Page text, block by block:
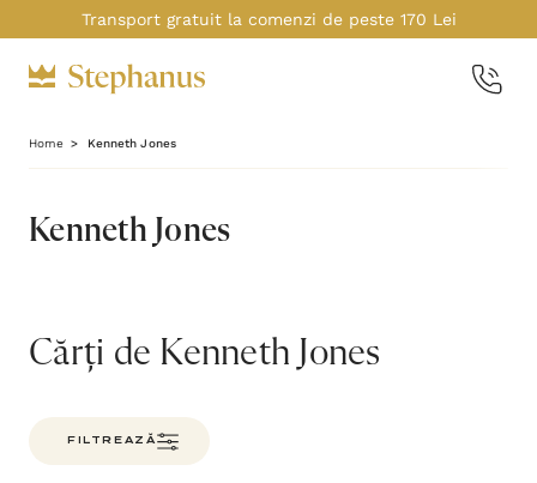
Transport gratuit la comenzi de peste 170 Lei
Home Kenneth Jones
Kenneth Jones
Cărți de Kenneth Jones
FILTREAZĂ